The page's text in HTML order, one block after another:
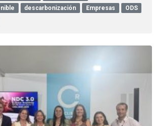
descarbonización Empresas
ODS